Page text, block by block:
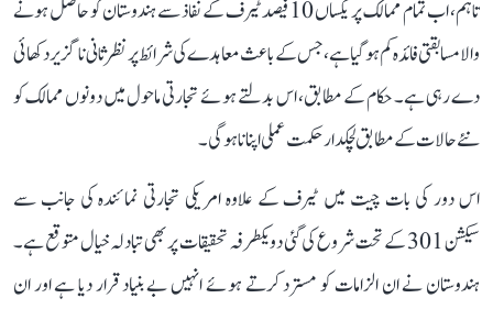
تاہم، اب تمام ممالک پر یکساں 10 فیصد ٹیرف کے نفاذ سے ہندوستان کو حاصل ہونے
والا مسابقتی فائدہ کم ہو گیا ہے، جس کے باعث معاہدے کی شرائط پر نظرثانی ناگزیر دکھائی
دے رہی ہے۔ حکام کے مطابق، اس بدلتے ہوئے تجارتی ماحول میں دونوں ممالک کو
نئے حالات کے مطابق لچکدار حکمت عملی اپنانا ہوگی۔
اس دور کی بات چیت میں ٹیرف کے علاوہ امریکی تجارتی نمائندہ کی جانب سے
سیکشن 301 کے تحت شروع کی گئی دو یکطرفہ تحقیقات پر بھی تبادلہ خیال متوقع ہے۔
ہندوستان نے ان الزامات کو مسترد کرتے ہوئے انہیں بے بنیاد قرار دیا ہے اور ان